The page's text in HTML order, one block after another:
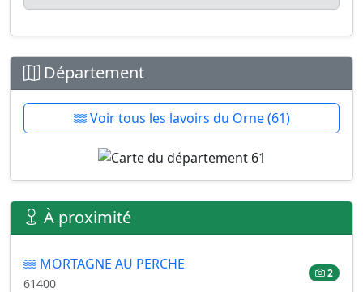
Département
Voir tous les lavoirs du Orne (61)
À proximité
MORTAGNE AU PERCHE
61400
2